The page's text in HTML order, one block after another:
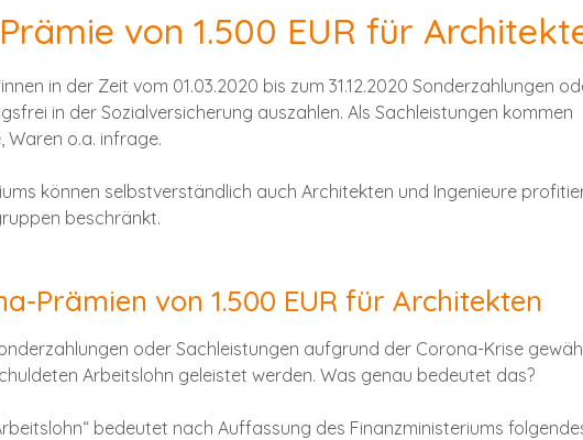
von 1.500 EUR für
in der Zeit vom 01.03.2020 bis zum 31.12.2020 Sonderzahlungen
in der Sozialversicherung auszahlen. Als Sachleistungen kommen
Waren o.a. infrage.
können selbstverständlich auch Architekten und Ingenieure
beschränkt.
Prämien von 1.500 EUR für Architekten
oder Sachleistungen aufgrund der Corona-Krise
Arbeitslohn geleistet werden. Was genau bedeutet das?
bedeutet nach Auffassung des Finanzministeriums